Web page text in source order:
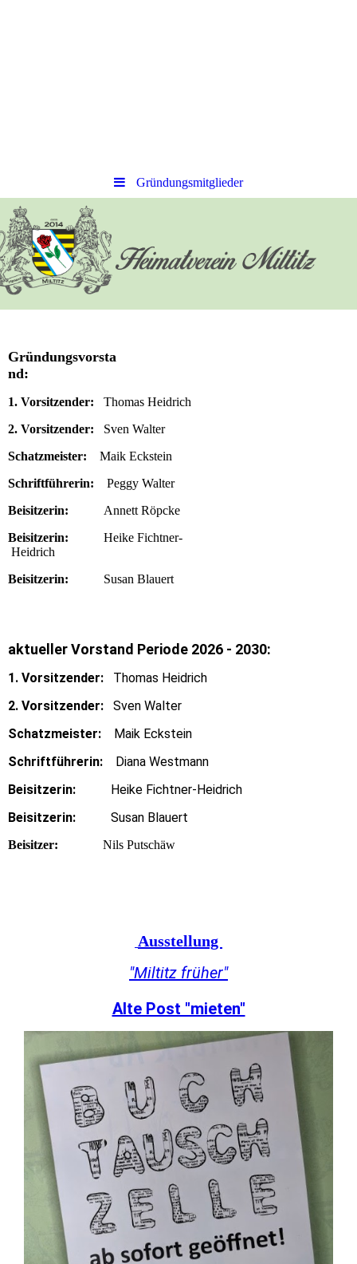
Gründungsmitglieder
Gründungsvorsta
nd:
1. Vorsitzender:
Thomas Heidrich
2. Vorsitzender: Sven Walter
Schatzmeister: Maik Eckstein
Schriftführerin: Peggy Walter
Beisitzerin: Annett Röpcke
Beisitzerin: Heike Fichtner-
Heidrich
Beisitzerin: Susan Blauert
aktueller Vorstand Periode 2026 - 2030:
1. Vorsitzender: Thomas Heidrich
2. Vorsitzender: Sven Walter
Schatzmeister:
Maik Eckstein
Schriftführerin: Diana Westmann
Beisitzerin: Heike Fichtner-Heidrich
Beisitzerin: Susan Blauert
Beisitzer: Nils Putschäw
Ausstellung
"Miltitz früher"
Alte Post "mieten"